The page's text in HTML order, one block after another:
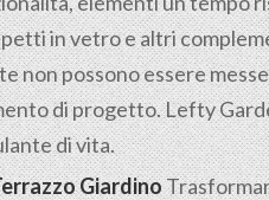
in vetro e altri
non possono essere
di progetto. Lefty
di vita.
Giardino